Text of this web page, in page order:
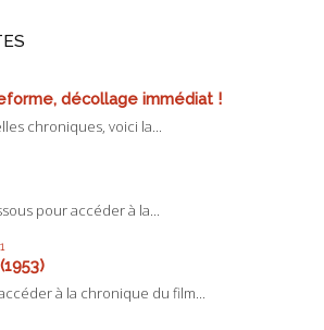
décollage immédiat !
chroniques, voici la...
pour accéder à la...
à la chronique du film...